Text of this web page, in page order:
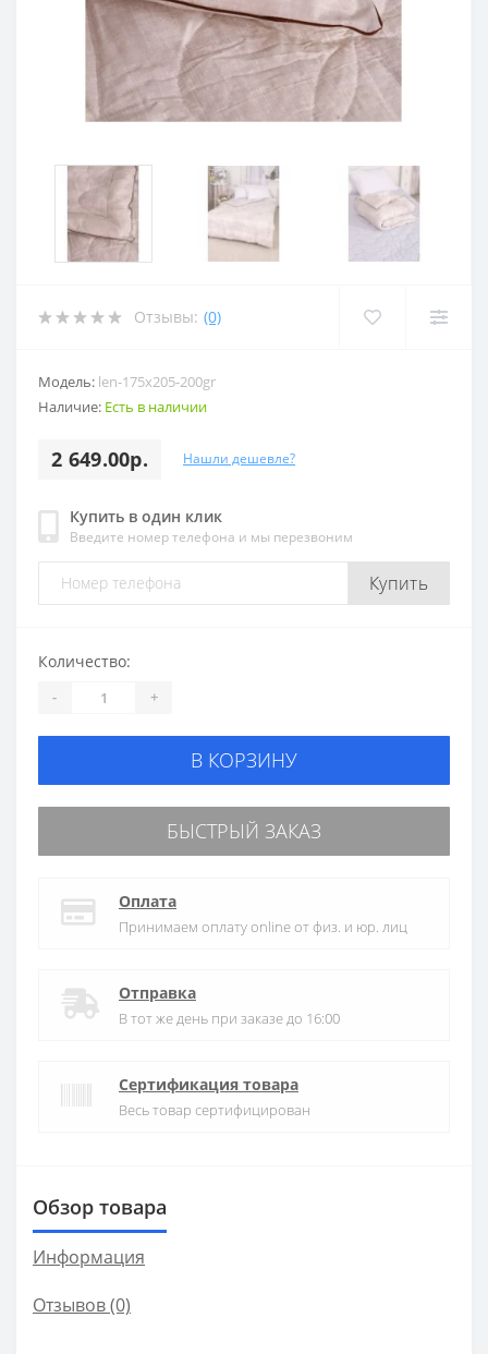
Отзывы: (0)
Модель: len-175x205-200gr
Наличие: Есть в наличии
2 649.00р. Нашли дешевле?
Купить в один клик
Введите номер телефона и мы перезвоним
Купить
Количество:
- +
В КОРЗИНУ
БЫСТРЫЙ ЗАКАЗ
Оплата
Принимаем оплату online от физ. и юр. лиц
Отправка
В тот же день при заказе до 16:00
Сертификация товара
Весь товар сертифицирован
Обзор товара
Информация
Отзывов (0)